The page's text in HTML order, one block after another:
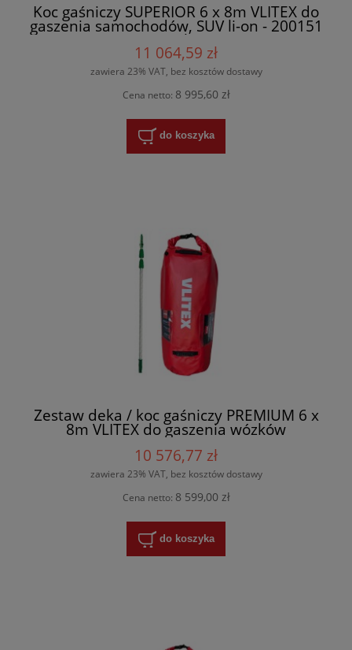
Koc gaśniczy SUPERIOR 6 x 8m VLITEX do
gaszenia samochodów, SUV li-on - 200151
+ torba
11 064,59 zł
zawiera 23% VAT, bez kosztów dostawy
Cena netto: 8 995,60 zł
do koszyka
Zestaw deka / koc gaśniczy PREMIUM 6 x
8m VLITEX do gaszenia wózków
widłowych li-on, wielokrotnego użytku -
200286 + drążki teleskopowe, przelotki i
torba
10 576,77 zł
zawiera 23% VAT, bez kosztów dostawy
Cena netto: 8 599,00 zł
do koszyka